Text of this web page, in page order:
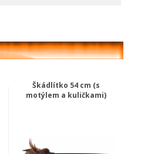
Škádlítko 54 cm (s
motýlem a kuličkami)